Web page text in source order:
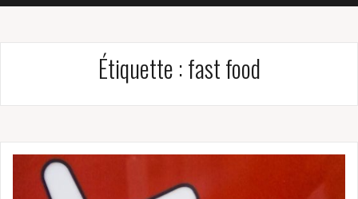
Étiquette :fast food